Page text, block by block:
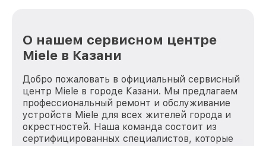
О нашем сервисном центре
Miele в Казани
Добро пожаловать в официальный сервисный
центр Miele в городе Казани. Мы предлагаем
профессиональный ремонт и обслуживание
устройств Miele для всех жителей города и
окрестностей. Наша команда состоит из
сертифицированных специалистов, которые